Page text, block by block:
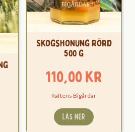
Skogshonung Rörd
500 g
110,00kr
Räftens Bigårdar
LÄS MER